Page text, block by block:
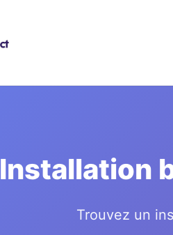
Installation
Trouvez un